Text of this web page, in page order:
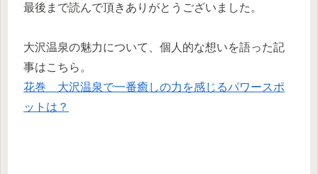
最後まで読んで頂きありがとうございました。
大沢温泉の魅力について、個人的な想いを語った記
事はこちら。
花巻 大沢温泉で一番癒しの力を感じるパワースポ
ットは？